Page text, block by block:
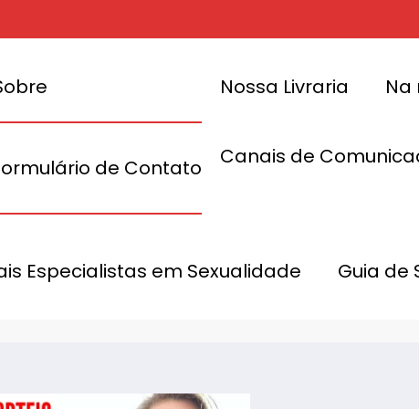
de Contato
Nossa Livraria Na
Canais de
Especialistas em Sexualidade Guia de
Dia dos